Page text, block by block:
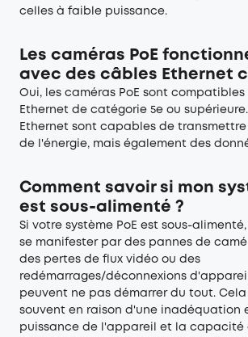
celles à faible puissance.
Les caméras PoE
avec des câbles Ethernet
Oui, les caméras PoE sont
Ethernet de catégorie 5e ou
Ethernet sont capables de
de l'énergie, mais également des
Comment savoir si mon
est sous-alimenté ?
Si votre système PoE est sous-
se manifester par des pannes de
des pertes de flux vidéo ou des
redémarrages/déconnexions
peuvent ne pas démarrer du tout.
souvent en raison d'une inadéquation
puissance de l'appareil et la capacité